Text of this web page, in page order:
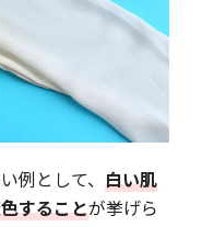
例として、 白い肌
することが挙げら